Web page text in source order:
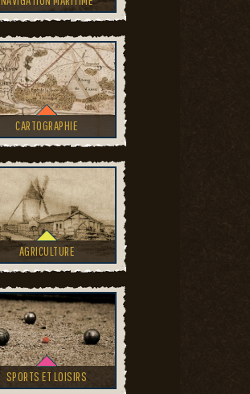
CARTOGRAPHIE
AGRICULTURE
SPORTS ET LOISIRS